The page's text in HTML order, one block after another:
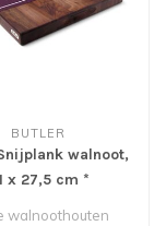
BUTLER
walnoot,
x 27,5 cm *
walnoothouten